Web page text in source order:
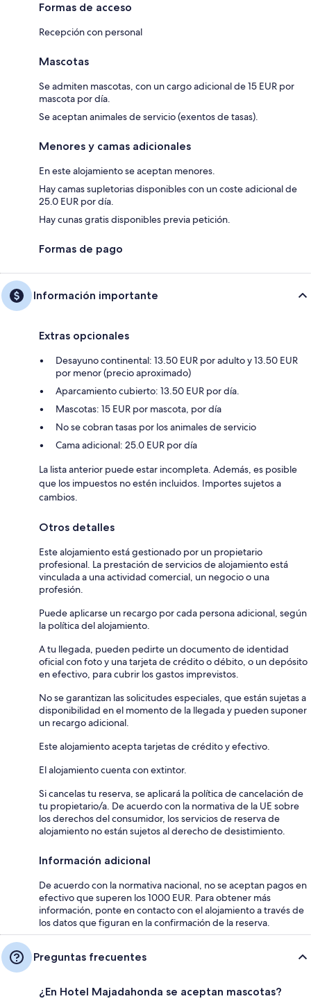
Formas de acceso
Recepción con personal
Mascotas
Se admiten mascotas, con un cargo adicional de 15 EUR por
mascota por día.
Se aceptan animales de servicio (exentos de tasas).
Menores y camas adicionales
En este alojamiento se aceptan menores.
Hay camas supletorias disponibles con un coste adicional de
25.0 EUR por día.
Hay cunas gratis disponibles previa petición.
Formas de pago
Información importante
Extras opcionales
Desayuno continental: 13.50 EUR por adulto y 13.50 EUR
por menor (precio aproximado)
Aparcamiento cubierto: 13.50 EUR por día.
Mascotas: 15 EUR por mascota, por día
No se cobran tasas por los animales de servicio
Cama adicional: 25.0 EUR por día
La lista anterior puede estar incompleta. Además, es posible
que los impuestos no estén incluidos. Importes sujetos a
cambios.
Otros detalles
Este alojamiento está gestionado por un propietario
profesional. La prestación de servicios de alojamiento está
vinculada a una actividad comercial, un negocio o una
profesión.
Puede aplicarse un recargo por cada persona adicional, según
la política del alojamiento.
A tu llegada, pueden pedirte un documento de identidad
oficial con foto y una tarjeta de crédito o débito, o un depósito
en efectivo, para cubrir los gastos imprevistos.
No se garantizan las solicitudes especiales, que están sujetas a
disponibilidad en el momento de la llegada y pueden suponer
un recargo adicional.
Este alojamiento acepta tarjetas de crédito y efectivo.
El alojamiento cuenta con extintor.
Si cancelas tu reserva, se aplicará la política de cancelación de
tu propietario/a. De acuerdo con la normativa de la UE sobre
los derechos del consumidor, los servicios de reserva de
alojamiento no están sujetos al derecho de desistimiento.
Información adicional
De acuerdo con la normativa nacional, no se aceptan pagos en
efectivo que superen los 1000 EUR. Para obtener más
información, ponte en contacto con el alojamiento a través de
los datos que figuran en la confirmación de la reserva.
Preguntas frecuentes
¿En Hotel Majadahonda se aceptan mascotas?